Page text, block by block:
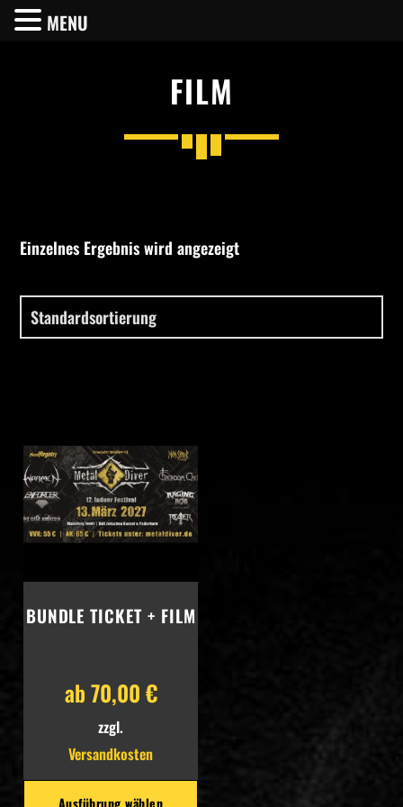
Twitter
Facebook
FILM
Einzelnes Ergebnis wird angezeigt
BUNDLE TICKET + FILM
ab70,00€
zzgl.
Versandkosten
Ausführung wählen
MENU